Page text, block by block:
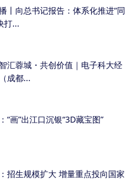
丨向总书记报告：体系化推进“同
打...
汇蓉城・共创价值｜电子科大经
成都...
“画”出江口沉银“3D藏宝图”
招生规模扩大 增量重点投向国家